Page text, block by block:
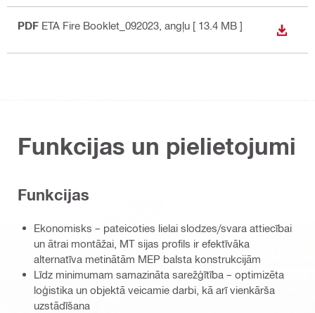
PDF ETA Fire Booklet_092023 , angļu [ 13.4 MB ]
Funkcijas un pielietojumi
Funkcijas
Ekonomisks – pateicoties lielai slodzes/svara attiecībai
un ātrai montāžai, MT sijas profils ir efektīvāka
alternatīva metinātām MEP balsta konstrukcijām
Līdz minimumam samazināta sarežģītība – optimizēta
loģistika un objektā veicamie darbi, kā arī vienkārša
uzstādīšana